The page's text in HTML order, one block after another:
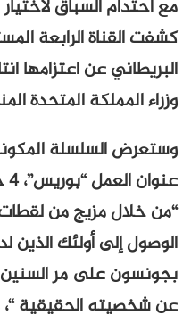
مع احتدام السباق
كشفت القناة الرابعة
البريطاني عن اعتزامها
وزراء المملكة المتحدة
وستعرض السلسلة
“من خلال مزيج من لقطات
الوصول إلى أولئك الذين
بجونسون على مر السنين
عن شخصيته الحقيقية “،